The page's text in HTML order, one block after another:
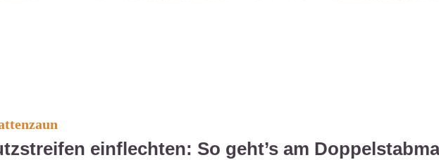
einflechten: So geht’s am